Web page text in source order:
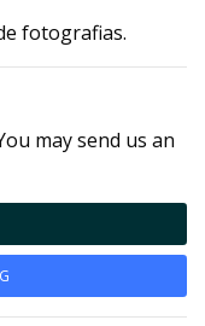
fotografias.
may send us an